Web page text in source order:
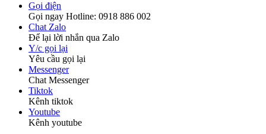
Gọi điện
Gọi ngay Hotline: 0918 886 002
Chat Zalo
Để lại lời nhắn qua Zalo
Y/c gọi lại
Yêu cầu gọi lại
Messenger
Chat Messenger
Tiktok
Kênh tiktok
Youtube
Kênh youtube